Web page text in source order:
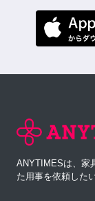
ANYTIMESは、家
た用事を依頼した